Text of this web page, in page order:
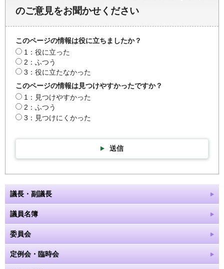
のご意見をお聞かせください
このページの情報は役に立ちましたか？
1：役に立った
2：ふつう
3：役に立たなかった
このページの情報は見つけやすかったですか？
1：見つけやすかった
2：ふつう
3：見つけにくかった
送信
議長・副議長
議員名簿
委員会
定例会・臨時会